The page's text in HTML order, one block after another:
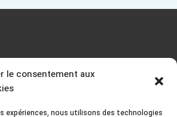
le consentement aux
expériences, nous utilisons des technologies